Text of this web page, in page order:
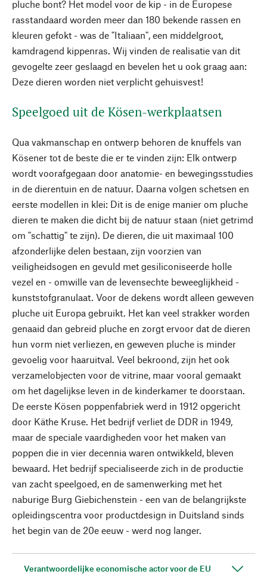
pluche bont? Het model voor de kip - in de Europese
rasstandaard worden meer dan 180 bekende rassen en
kleuren gefokt - was de "Italiaan", een middelgroot,
kamdragend kippenras. Wij vinden de realisatie van dit
gevogelte zeer geslaagd en bevelen het u ook graag aan:
Deze dieren worden niet verplicht gehuisvest!
Speelgoed uit de Kösen-werkplaatsen
Qua vakmanschap en ontwerp behoren de knuffels van
Kösener tot de beste die er te vinden zijn: Elk ontwerp
wordt voorafgegaan door anatomie- en bewegingsstudies
in de dierentuin en de natuur. Daarna volgen schetsen en
eerste modellen in klei: Dit is de enige manier om pluche
dieren te maken die dicht bij de natuur staan (niet getrimd
om "schattig" te zijn). De dieren, die uit maximaal 100
afzonderlijke delen bestaan, zijn voorzien van
veiligheidsogen en gevuld met gesiliconiseerde holle
vezel en - omwille van de levensechte beweeglijkheid -
kunststofgranulaat. Voor de dekens wordt alleen geweven
pluche uit Europa gebruikt. Het kan veel strakker worden
genaaid dan gebreid pluche en zorgt ervoor dat de dieren
hun vorm niet verliezen, en geweven pluche is minder
gevoelig voor haaruitval. Veel bekroond, zijn het ook
verzamelobjecten voor de vitrine, maar vooral gemaakt
om het dagelijkse leven in de kinderkamer te doorstaan.
De eerste Kösen poppenfabriek werd in 1912 opgericht
door Käthe Kruse. Het bedrijf verliet de DDR in 1949,
maar de speciale vaardigheden voor het maken van
poppen die in vier decennia waren ontwikkeld, bleven
bewaard. Het bedrijf specialiseerde zich in de productie
van zacht speelgoed, en de samenwerking met het
naburige Burg Giebichenstein - een van de belangrijkste
opleidingscentra voor productdesign in Duitsland sinds
het begin van de 20e eeuw - werd nog langer.
Verantwoordelijke economische actor voor de EU